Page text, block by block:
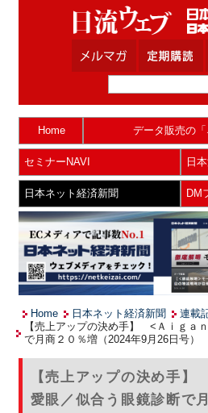
Home データ販売の「
セミナーNAVI 日
日本ネット経済新聞 DM
Home 日本ネット経済新聞 連載
【売上アップの決め手】 <Ａｉｇａ
で月商２０％増（2024年9月26日号）
【売上アップの決め手
愛眼／似合う眼鏡診断で